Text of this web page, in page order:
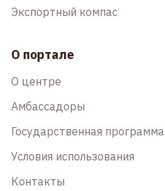
Экспортный компас
О портале
О центре
Амбассадоры
Государственная программа
Условия использования
Контакты